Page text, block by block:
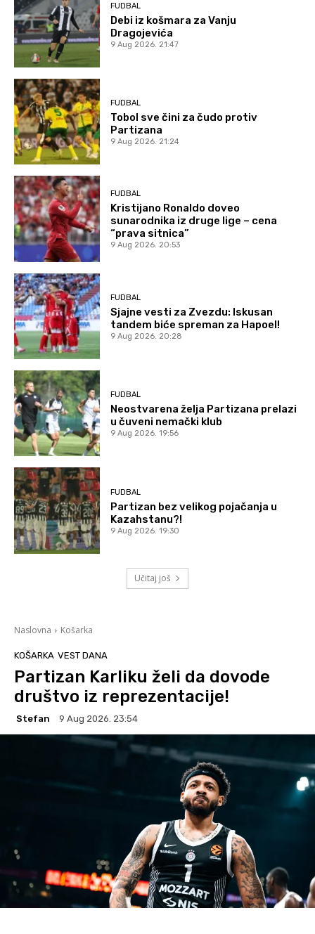
FUDBAL
Debi iz košmara za Vanju
Dragojevića
9 Aug 2026. 21:47
FUDBAL
Tobol sve čini za čudo protiv
Partizana
9 Aug 2026. 21:24
FUDBAL
Kristijano Ronaldo doveo
sunarodnika iz druge lige – cena
“prava sitnica”
9 Aug 2026. 20:53
FUDBAL
Sjajne vesti za Zvezdu: Iskusan
tandem biće spreman za Hapoel!
9 Aug 2026. 20:28
FUDBAL
Neostvarena želja Partizana prelazi
u čuveni nemački klub
9 Aug 2026. 19:56
FUDBAL
Partizan bez velikog pojačanja u
Kazahstanu?!
9 Aug 2026. 19:30
Učitaj još